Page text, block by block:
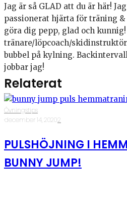
Jag är så GLAD att du är här!
passionerat hjärta för träning
göra dig pepp, glad och
tränare/löpcoach/
bubbel på kylning.
jobbar jag!
Relaterat
Övningstips
·december 14, 2020·2
PULSHÖJNING I
BUNNY JUMP!